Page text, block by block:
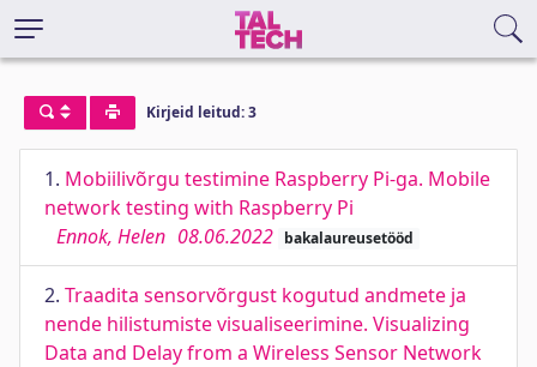
Kirjeid leitud: 3
1. Mobiilivõrgu testimine Raspberry Pi-ga. Mobile
network testing with Raspberry Pi
Ennok, Helen 08.06.2022 bakalaureusetööd
2. Traadita sensorvõrgust kogutud andmete ja
nende hilistumiste visualiseerimine. Visualizing
Data and Delay from a Wireless Sensor Network